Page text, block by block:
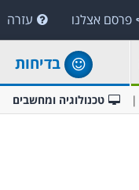
פרסם אצלנו עזרה
בדיחות
טכנולוגיה ומחשבים